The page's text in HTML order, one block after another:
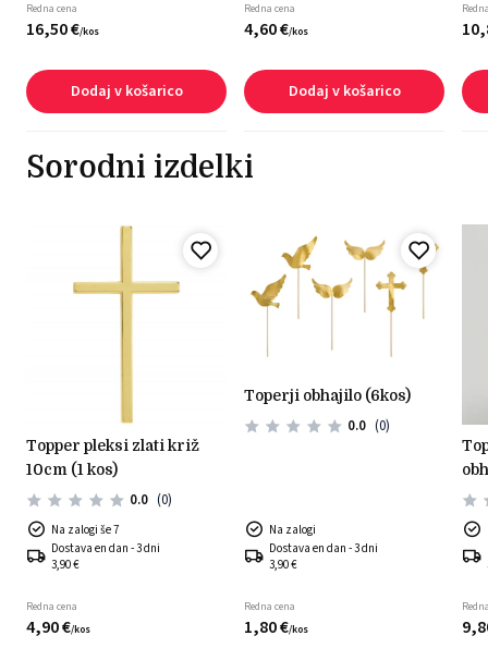
Redna cena
16,50€/kos
Dodaj v košarico
Redna cena
4,60€/kos
Dodaj v košarico
10,
Sorodni izdelki
topper pleksi zlati križ
10cm (1 kos)
0.0 (0)
Na zalogi še 7
Dostava en dan - 3 dni
3,90 €
Redna cena
4,90€/kos
toperji obhajilo (6kos)
0.0 (0)
Na zalogi
Dostava en dan - 3 dni
3,90 €
Redna cena
1,80€/kos
topper lesen prvo sveto
9,